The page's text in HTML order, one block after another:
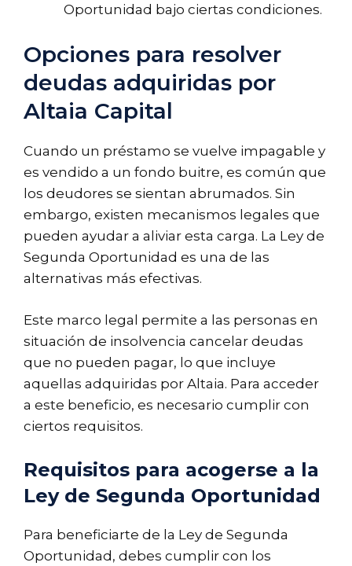
Oportunidad bajo ciertas condiciones.
Opciones para resolver
deudas adquiridas por
Altaia Capital
Cuando un préstamo se vuelve impagable y
es vendido a un fondo buitre, es común que
los deudores se sientan abrumados. Sin
embargo, existen mecanismos legales que
pueden ayudar a aliviar esta carga. La Ley de
Segunda Oportunidad es una de las
alternativas más efectivas.
Este marco legal permite a las personas en
situación de insolvencia cancelar deudas
que no pueden pagar, lo que incluye
aquellas adquiridas por Altaia. Para acceder
a este beneficio, es necesario cumplir con
ciertos requisitos.
Requisitos para acogerse a la
Ley de Segunda Oportunidad
Para beneficiarte de la Ley de Segunda
Oportunidad, debes cumplir con los